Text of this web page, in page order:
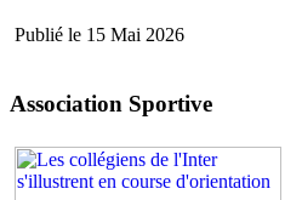
Publié le 15 Mai 2026
Association Sportive